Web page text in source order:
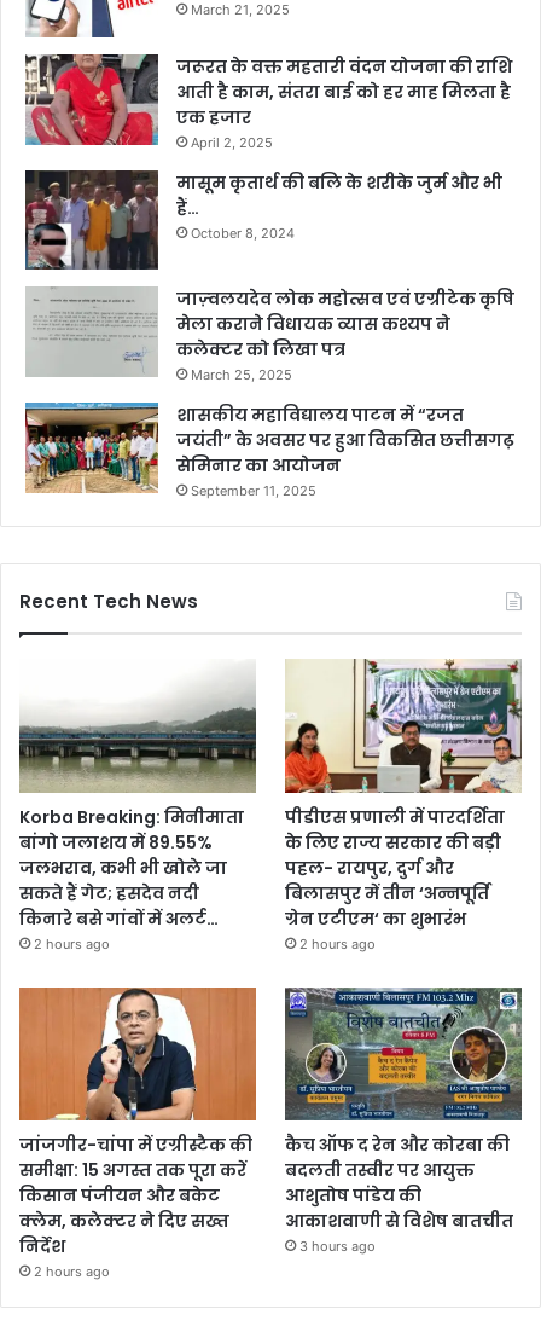
March 21, 2025
जरूरत के वक्त महतारी वंदन योजना की राशि
आती है काम, संतरा बाई को हर माह मिलता है
एक हजार
April 2, 2025
मासूम कृतार्थ की बलि के शरीके जुर्म और भी
हैं…
October 8, 2024
जाज़्वलयदेव लोक महोत्सव एवं एग्रीटेक कृषि
मेला कराने विधायक व्यास कश्यप ने
कलेक्टर को लिखा पत्र
March 25, 2025
शासकीय महाविद्यालय पाटन में “रजत
जयंती” के अवसर पर हुआ विकसित छत्तीसगढ़
सेमिनार का आयोजन
September 11, 2025
Recent Tech News
Korba Breaking: मिनीमाता
बांगो जलाशय में 89.55%
जलभराव, कभी भी खोले जा
सकते हैं गेट; हसदेव नदी
किनारे बसे गांवों में अलर्ट…
2 hours ago
पीडीएस प्रणाली में पारदर्शिता
के लिए राज्य सरकार की बड़ी
पहल- रायपुर, दुर्ग और
बिलासपुर में तीन ‘अन्नपूर्ति
ग्रेन एटीएम‘ का शुभारंभ
2 hours ago
जांजगीर-चांपा में एग्रीस्टैक की
समीक्षा: 15 अगस्त तक पूरा करें
किसान पंजीयन और बकेट
क्लेम, कलेक्टर ने दिए सख्त
निर्देश
2 hours ago
कैच ऑफ द रेन और कोरबा की
बदलती तस्वीर पर आयुक्त
आशुतोष पांडेय की
आकाशवाणी से विशेष बातचीत
3 hours ago